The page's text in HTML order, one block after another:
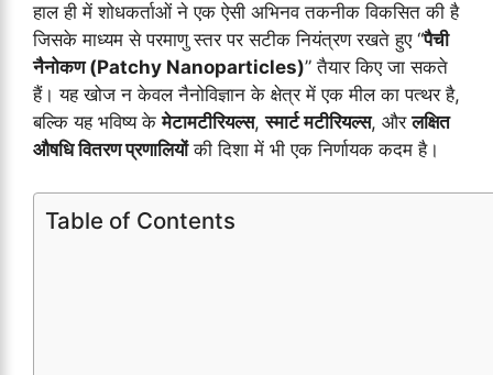
हाल ही में शोधकर्ताओं ने एक ऐसी अभिनव तकनीक विकसित की है
जिसके माध्यम से परमाणु स्तर पर सटीक नियंत्रण रखते हुए “पैची
नैनोकण (Patchy Nanoparticles)” तैयार किए जा सकते
हैं। यह खोज न केवल नैनोविज्ञान के क्षेत्र में एक मील का पत्थर है,
बल्कि यह भविष्य केमेटामटीरियल्स,स्मार्ट मटीरियल्स, औरलक्षित
औषधि वितरण प्रणालियोंकी दिशा में भी एक निर्णायक कदम है।
Table of Contents